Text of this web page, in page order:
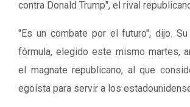
contra Donald Trump", el rival
"Es un combate por el futuro", dijo.
fórmula, elegido este mismo martes,
el magnate republicano, al que
egoísta para servir a los